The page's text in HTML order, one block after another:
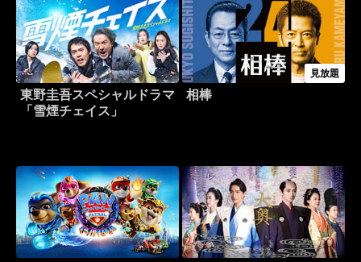
東野圭吾スペシャルドラマ
「雪煙チェイス」
見放題
相棒